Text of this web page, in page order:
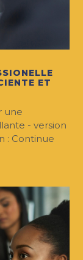
ET
une
- version
: Continue